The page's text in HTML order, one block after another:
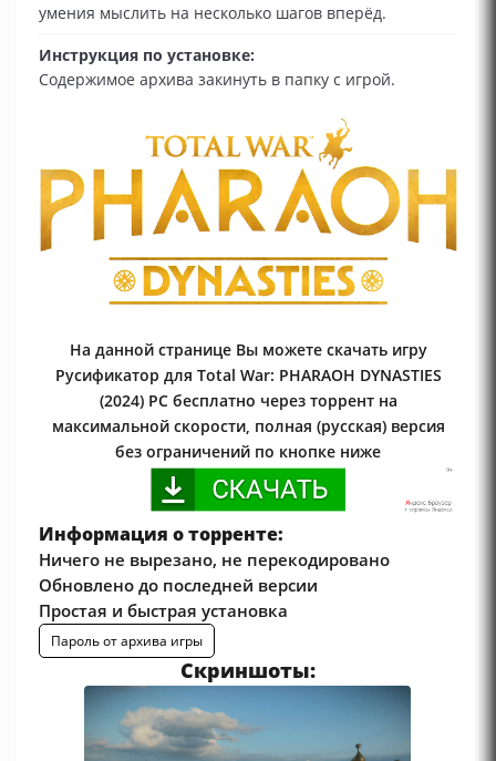
умения мыслить на несколько шагов вперёд.
Инструкция по установке:
Содержимое архива закинуть в папку с игрой.
На данной странице Вы можете скачать игру
Русификатор для Total War: PHARAOH DYNASTIES
(2024) PC бесплатно через торрент на
максимальной скорости, полная (русская) версия
без ограничений по кнопке ниже
Информация о торренте:
Ничего не вырезано, не перекодировано
Обновлено до последней версии
Простая и быстрая установка
Пароль от архива игры
Скриншоты: